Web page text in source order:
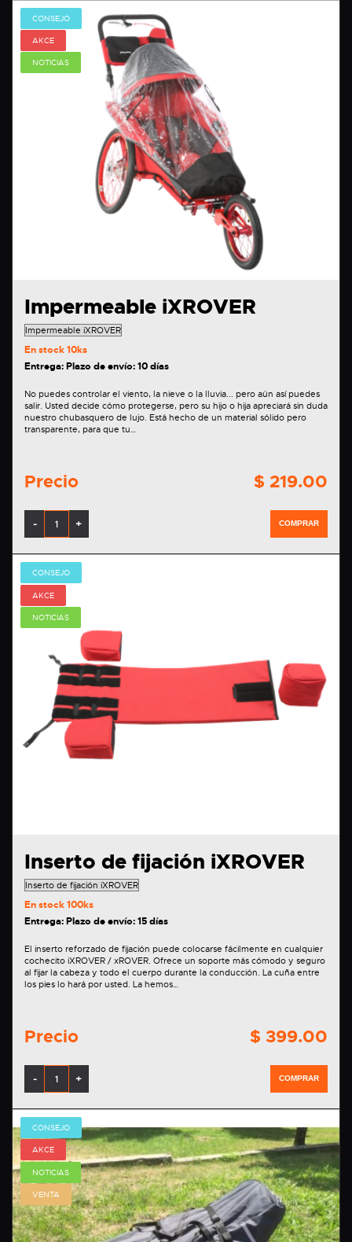
CONSEJO
AKCE
NOTICIAS
Impermeable iXROVER
En stock10ks
Entrega: Plazo de envío: 10 días
No puedes controlar el viento, la nieve o la lluvia... pero aún así puedes
salir. Usted decide cómo protegerse, pero su hijo o hija apreciará sin duda
nuestro chubasquero de lujo. Está hecho de un material sólido pero
transparente, para que tu…
Precio $ 219.00
- + COMPRAR
CONSEJO
AKCE
NOTICIAS
Inserto de fijación iXROVER
En stock100ks
Entrega: Plazo de envío: 15 días
El inserto reforzado de fijación puede colocarse fácilmente en cualquier
cochecito iXROVER / xROVER. Ofrece un soporte más cómodo y seguro
al fijar la cabeza y todo el cuerpo durante la conducción. La cuña entre
los pies lo hará por usted. La hemos…
Precio $ 399.00
- + COMPRAR
CONSEJO
AKCE
NOTICIAS
VENTA